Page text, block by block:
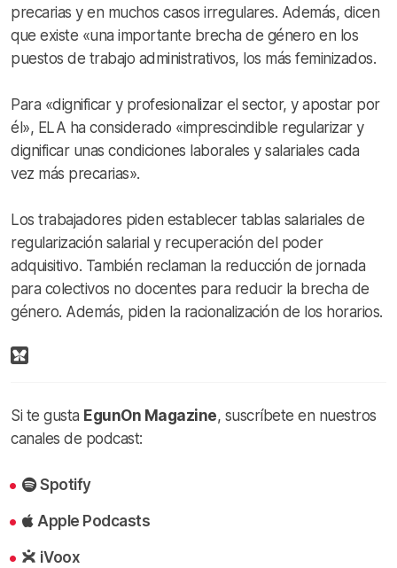
precarias y en muchos casos irregulares. Además, dicen
que existe «una importante brecha de género en los
puestos de trabajo administrativos, los más feminizados.
Para «dignificar y profesionalizar el sector, y apostar por
él», ELA ha considerado «imprescindible regularizar y
dignificar unas condiciones laborales y salariales cada
vez más precarias».
Los trabajadores piden establecer tablas salariales de
regularización salarial y recuperación del poder
adquisitivo. También reclaman la reducción de jornada
para colectivos no docentes para reducir la brecha de
género. Además, piden la racionalización de los horarios.
Si te gusta EgunOn Magazine, suscríbete en nuestros
canales de podcast:
Spotify
Apple Podcasts
iVoox